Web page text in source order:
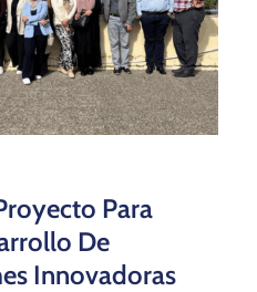
Para
De
Innovadoras